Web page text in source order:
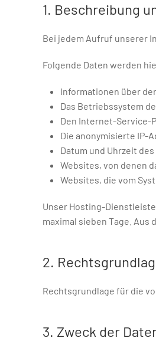
1. Beschreibung
Bei jedem Aufruf unserer
Folgende Daten werden
Informationen über
Das Betriebssystem
Den Internet-Service-
Die anonymisierte IP-
Datum und Uhrzeit
Websites, von denen
Websites, die vom
Unser Hosting-
maximal sieben Tage.
2.
Rechtsgrundlage für die
3. Zweck der